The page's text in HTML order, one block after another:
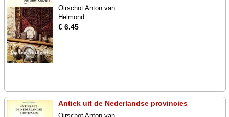
Oirschot Anton van
Helmond
€ 6.45
Antiek uit de Nederlandse provincies